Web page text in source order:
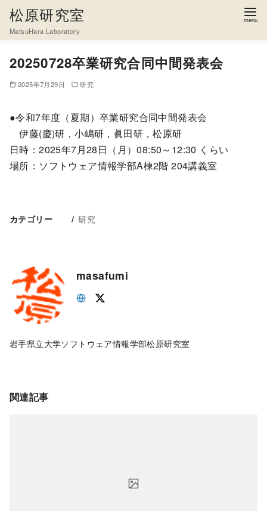
松原研究室
MatsuHara Laboratory
20250728卒業研究合同中間発表会
2025年7月29日 研究
●令和7年度（夏期）卒業研究合同中間発表会
伊藤(慶)研，小嶋研，眞田研，松原研
日時：2025年7月28日（月）08:50～12:30 くらい
場所：ソフトウェア情報学部A棟2階 204講義室
カテゴリー 研究
masafumi
岩手県立大学ソフトウェア情報学部松原研究室
関連記事